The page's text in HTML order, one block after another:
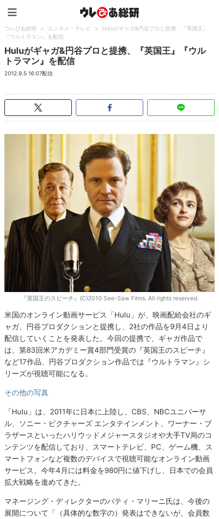
ウレぴあ総研 > エンタメ・テレビ >
Huluがギャガ&円谷プロと提携、『英国王』
『ウルトラマン』を配信
Huluがギャガ&円谷プロと提携、『英国王』『ウル
トラマン』を配信
2012.9.5 16:07配信
『英国王のスピーチ』(C)2010 See-Saw Films. All rights reserved.
米国のオンライン動画サービス「Hulu」が、映画配給会社のギ
ャガ、円谷プロダクションと提携し、2社の作品を9月4日より
配信していくことを発表した。今回の提携で、ギャガ作品で
は、第83回米アカデミー賞4部門受賞の『英国王のスピーチ』
など17作品、円谷プロダクション作品では『ウルトラマン』シ
リーズが視聴可能になる。
その他の写真
「Hulu」は、2011年に日本に上陸し、CBS、NBCユニバーサ
ル、ソニー・ピクチャーズ エンタテインメント、ワーナー・ブ
ラザースといったハリウッドメジャースタジオや大手TV局のコ
ンテンツを配信しており、スマートテレビ、PC、ゲーム機、ス
マートフォンなど複数のデバイスで視聴可能なオンライン動画
サービス。今年4月には料金を980円に値下げし、日本での会員
拡大戦略を進めてきた。
マネージング・ディレクターのバティ・マリーニ氏は、今後の
展開について「（具体的な数字の）発表はできないが、会員数